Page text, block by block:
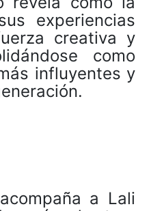
experiencias
creativa y
como
influyentes y
a Lali